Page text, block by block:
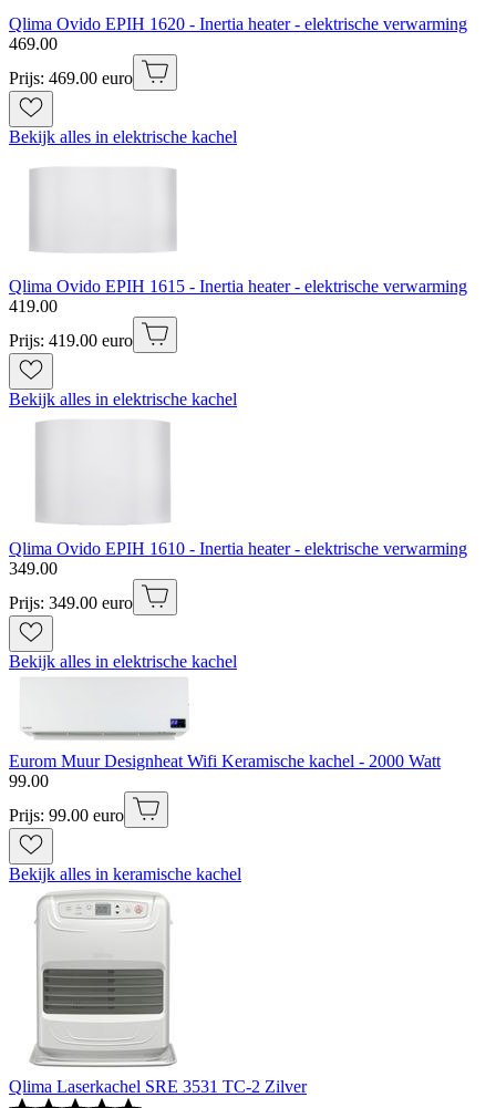
Qlima Ovido EPIH 1620 - Inertia heater - elektrische verwarming
469.00
Prijs: 469.00 euro
Bekijk alles in elektrische kachel
Qlima Ovido EPIH 1615 - Inertia heater - elektrische verwarming
419.00
Prijs: 419.00 euro
Bekijk alles in elektrische kachel
Qlima Ovido EPIH 1610 - Inertia heater - elektrische verwarming
349.00
Prijs: 349.00 euro
Bekijk alles in elektrische kachel
Eurom Muur Designheat Wifi Keramische kachel - 2000 Watt
99.00
Prijs: 99.00 euro
Bekijk alles in keramische kachel
Qlima Laserkachel SRE 3531 TC-2 Zilver